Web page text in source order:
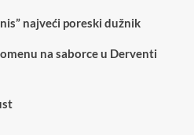
najveći poreski dužnik
na saborce u Derventi